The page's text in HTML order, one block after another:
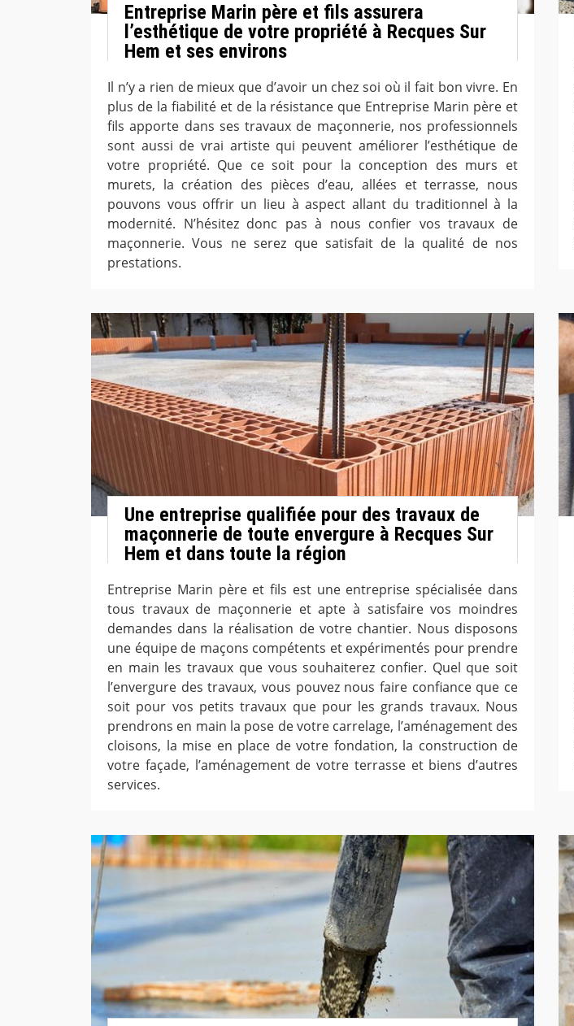
Entreprise Marin père et fils assurera
l’esthétique de votre propriété à Recques Sur
Hem et ses environs
Il n’y a rien de mieux que d’avoir un chez soi où il fait bon vivre. En
plus de la fiabilité et de la résistance que Entreprise Marin père et
fils apporte dans ses travaux de maçonnerie, nos professionnels
sont aussi de vrai artiste qui peuvent améliorer l’esthétique de
votre propriété. Que ce soit pour la conception des murs et
murets, la création des pièces d’eau, allées et terrasse, nous
pouvons vous offrir un lieu à aspect allant du traditionnel à la
modernité. N’hésitez donc pas à nous confier vos travaux de
maçonnerie. Vous ne serez que satisfait de la qualité de nos
prestations.
Une entreprise qualifiée pour des travaux de
maçonnerie de toute envergure à Recques Sur
Hem et dans toute la région
Entreprise Marin père et fils est une entreprise spécialisée dans
tous travaux de maçonnerie et apte à satisfaire vos moindres
demandes dans la réalisation de votre chantier. Nous disposons
une équipe de maçons compétents et expérimentés pour prendre
en main les travaux que vous souhaiterez confier. Quel que soit
l’envergure des travaux, vous pouvez nous faire confiance que ce
soit pour vos petits travaux que pour les grands travaux. Nous
prendrons en main la pose de votre carrelage, l’aménagement des
cloisons, la mise en place de votre fondation, la construction de
votre façade, l’aménagement de votre terrasse et biens d’autres
services.